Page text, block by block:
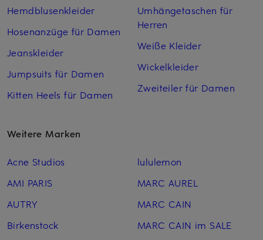
Hemdblusenkleider
Hosenanzüge für Damen
Jeanskleider
Jumpsuits für Damen
Kitten Heels für Damen
Umhängetaschen für
Herren
Weiße Kleider
Wickelkleider
Zweiteiler für Damen
Weitere Marken
Acne Studios
AMI PARIS
AUTRY
Birkenstock
lululemon
MARC AUREL
MARC CAIN
MARC CAIN im SALE